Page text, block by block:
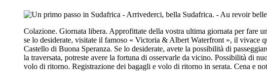
Colazione. Giornata libera. Approfittate della vostra ultima giornata per fare
se lo desiderate, visitate il famoso « Victoria & Albert Waterfront », il vivace
Castello di Buona Speranza. Se lo desiderate, avete la possibilità di
la traversata, potreste avere la fortuna di osservarle da vicino. Possibilità di
volo di ritorno. Registrazione dei bagagli e volo di ritorno in serata. Cena e